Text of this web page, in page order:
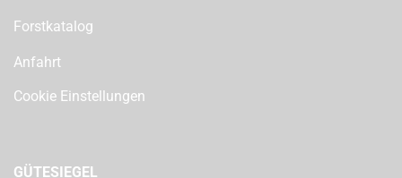
Forstkatalog
Anfahrt
Cookie Einstellungen
GÜTESIEGEL